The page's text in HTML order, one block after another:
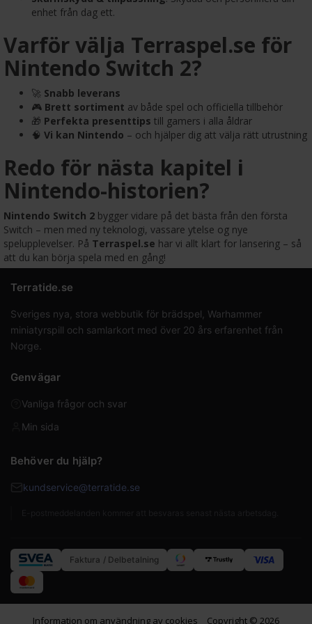
enhet från dag ett.
Varför välja Terraspel.se för
Nintendo Switch 2?
🚀 Snabb leverans
🎮 Brett sortiment av både spel och officiella tillbehör
🎁 Perfekta presenttips till gamers i alla åldrar
🧠 Vi kan Nintendo – och hjälper dig att välja rätt utrustning
Redo för nästa kapitel i
Nintendo-historien?
Nintendo Switch 2 bygger vidare på det bästa från den första
Switch – men med ny teknologi, vassare ytelse og nye
spelupplevelser. På Terraspel.se har vi allt klart for lansering – så
att du kan börja spela med en gång!
Terratide.se
Sveriges nya, stora webbutik för brädspel, Warhammer
miniatyrspill och samlarkort med över 20 års erfarenhet från
Norge.
Genvägar
Vanliga frågor och svar
Min sida
Behöver du hjälp?
kundservice@terratide.se
Faktura / Delbetalning
Information om användning av cookies Copyright © 2026